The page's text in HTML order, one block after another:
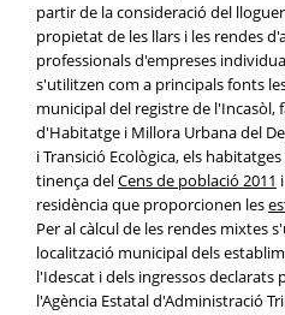
partir de la consideració del
propietat de les llars i les rendes
professionals d'empreses
s'utilitzen com a principals fonts
municipal del registre de l'Incasòl,
d'Habitatge i Millora Urbana del
i Transició Ecològica, els
tinença delCens de població 2011
residència que proporcionen les
Per al càlcul de les rendes mixtes
localització municipal dels
l'Idescat i dels ingressos
l'Agència Estatal d'Administració